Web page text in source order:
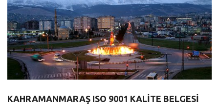
KAHRAMANMARAŞ ISO 9001 KALITE BELGESI